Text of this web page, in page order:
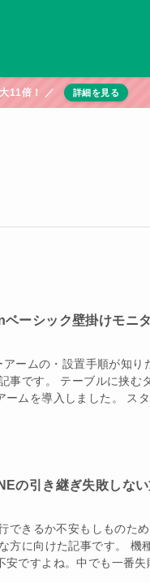
11倍！ ／ 詳細を見る
ベーシック壁掛けモニ
ームの・設置手順が知り
事です。 テーブルに挟む
ムを導入しました。 ス
の引き継ぎ失敗しない
できるか不安もしものた
方に向けた記事です。 機
ですよね。中でも一番